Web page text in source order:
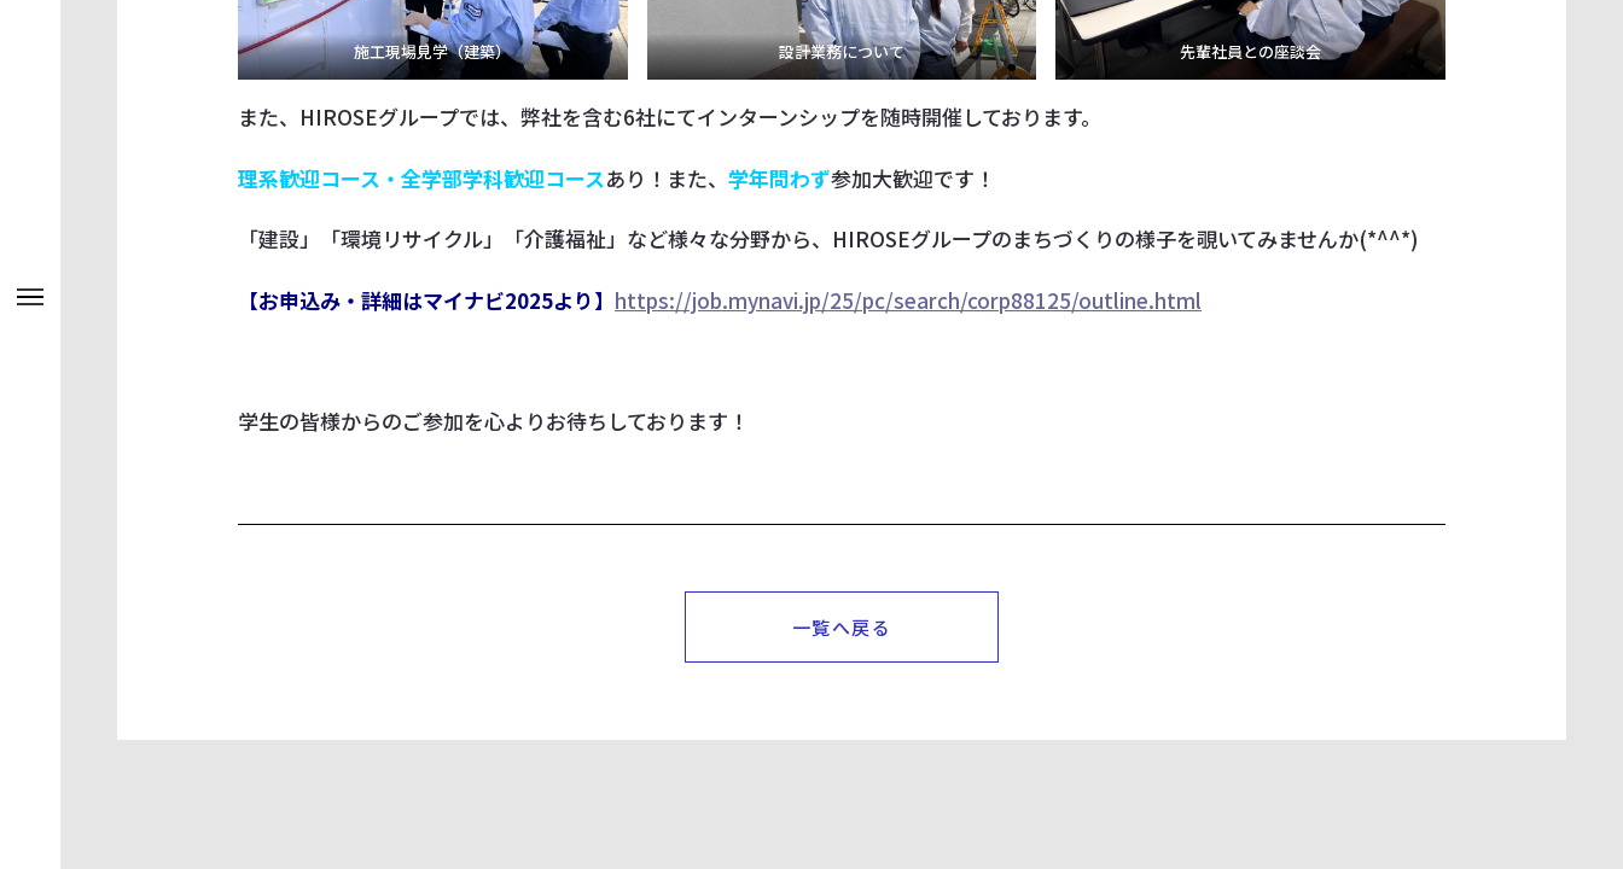
施工現場見学（建築） 設計業務について 先輩社員との座談会
また、HIROSEグループでは、弊社を含む6社にてインターンシップを随時開催しております。
理系歓迎コース・全学部学科歓迎コースあり！また、 学年問わず参加大歓迎です！
「建設」「環境リサイクル」「介護福祉」など様々な分野から、HIROSEグループのまちづくりの様子を覗いてみませんか(*^^*)
【お申込み・詳細はマイナビ2025より】 https://job.mynavi.jp/25/pc/search/corp88125/outline.html
学生の皆様からのご参加を心よりお待ちしております！
一覧へ戻る